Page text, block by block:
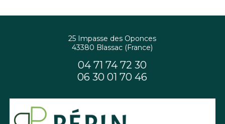
25 Impasse des Oponces
43380 Blassac (France)
04 71 74 72 30
06 30 01 70 46